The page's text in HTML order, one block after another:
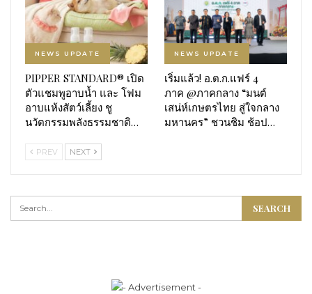
NEWS UPDATE
PIPPER STANDARD® เปิด
ตัวแชมพูอาบน้ำ และ โฟม
อาบแห้งสัตว์เลี้ยง ชู
นวัตกรรมพลังธรรมชาติ…
NEWS UPDATE
เริ่มแล้ว! อ.ต.ก.แฟร์ 4
ภาค @ภาคกลาง “มนต์
เสน่ห์เกษตรไทย สู่ใจกลาง
มหานคร” ชวนชิม ช้อป…
PREV NEXT